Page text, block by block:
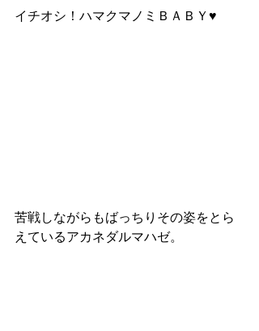
イチオシ！ハマクマノミＢＡＢＹ♥
苦戦しながらもばっちりその姿をとら
えているアカネダルマハゼ。